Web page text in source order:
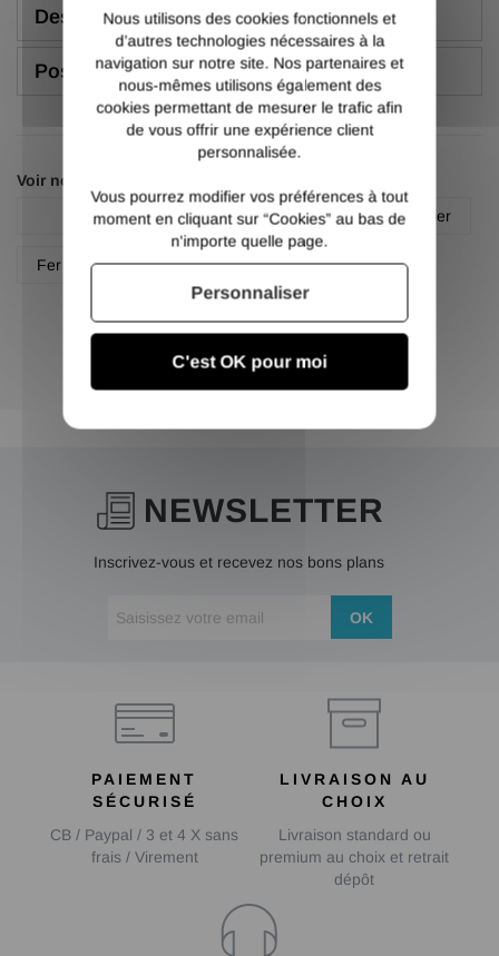
Description
Poser une question
Voir nos autres pages :
Cornière inégale
Fer cornière inégale acier
Fer cornière inégale acier
NEWSLETTER
Inscrivez-vous et recevez nos bons plans
OK
PAIEMENT
SÉCURISÉ
CB / Paypal / 3 et 4 X sans
frais / Virement
LIVRAISON AU
CHOIX
Livraison standard ou
premium au choix et retrait
dépôt
Nous utilisons des cookies fonctionnels et
d’autres technologies nécessaires à la
navigation sur notre site. Nos partenaires et
nous-mêmes utilisons également des
cookies permettant de mesurer le trafic afin
de vous offrir une expérience client
personnalisée.
Vous pourrez modifier vos préférences à tout
moment en cliquant sur “Cookies” au bas de
n'importe quelle page.
C'est OK pour moi
Personnaliser